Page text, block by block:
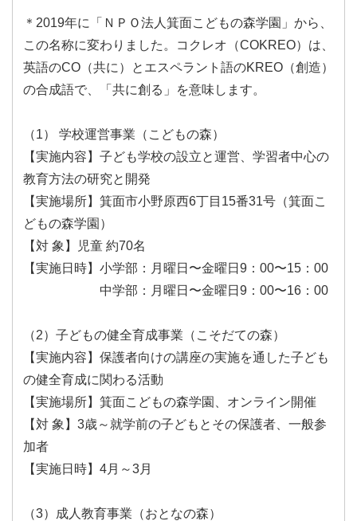
TEL：072-735-7676
＊2019年に「ＮＰＯ法人箕面こどもの森学園」から、
この名称に変わりました。コクレオ（COKREO）は、
英語のCO（共に）とエスペラント語のKREO（創造）
の合成語で、「共に創る」を意味します。
（1） 学校運営事業（こどもの森）
【実施内容】子ども学校の設立と運営、学習者中心の
教育方法の研究と開発
【実施場所】箕面市小野原西6丁目15番31号（箕面こ
どもの森学園）
【対 象】児童 約70名
【実施日時】小学部：月曜日〜金曜日9：00〜15：00
中学部：月曜日〜金曜日9：00〜16：00
（2）子どもの健全育成事業（こそだての森）
【実施内容】保護者向けの講座の実施を通した子ども
の健全育成に関わる活動
【実施場所】箕面こどもの森学園、オンライン開催
【対 象】3歳～就学前の子どもとその保護者、一般参
加者
【実施日時】4月～3月
（3）成人教育事業（おとなの森）